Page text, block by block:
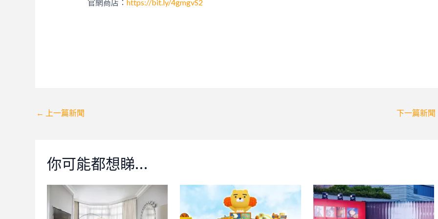
官網商店： https://bit.ly/4gmgvS2
Post
← 上一篇新聞 下一篇新聞
你可能都想睇…